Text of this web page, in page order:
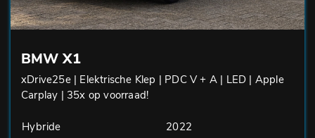
BMW X1
xDrive25e | Elektrische Klep | PDC V + A | LED | Apple
Carplay | 35x op voorraad!
Hybride
2022